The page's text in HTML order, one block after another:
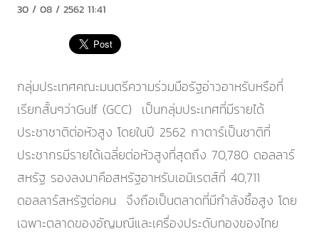
30 / 08 / 2562 11:41
กลุ่มประเทศคณะมนตรีความร่วมมือรัฐอ่าวอาหรับหรือที่
เรียกสั้นๆว่าGulf (GCC) เป็นกลุ่มประเทศที่มีรายได้
ประชาชาติต่อหัวสูง โดยในปี 2562 กาตาร์เป็นชาติที่
ประชากรมีรายได้เฉลี่ยต่อหัวสูงที่สุดถึง 70,780 ดอลลาร์
สหรัฐ รองลงมาคือสหรัฐอาหรับเอมิเรตส์ที่ 40,711
ดอลลาร์สหรัฐต่อคน จึงถือเป็นตลาดที่มีกำลังซื้อสูง โดย
เฉพาะตลาดของอัญมณีและเครื่องประดับทองของไทย